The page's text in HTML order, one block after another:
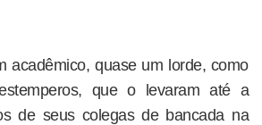
acadêmico, quase um lorde, como
que o levaram até a
de seus colegas de bancada na